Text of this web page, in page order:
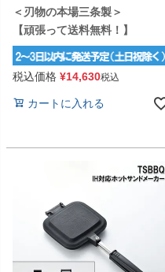
＜刃物の本場三条製＞
【頑張って送料無料！】
税込価格 ¥14,630税込
カートに入れる